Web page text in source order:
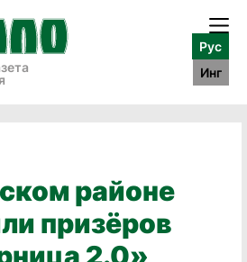
Рус
Инг
районе
призёров